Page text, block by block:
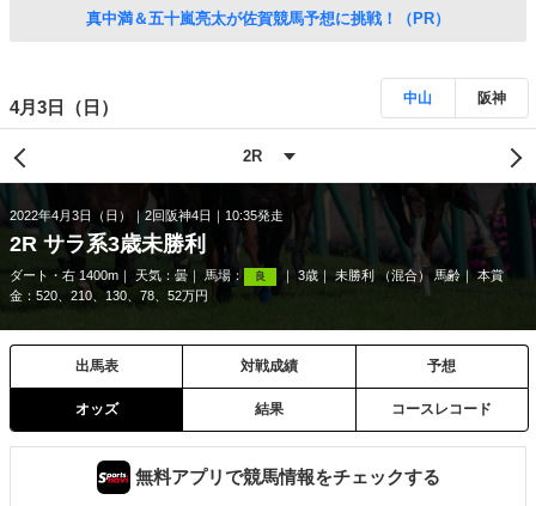
真中満＆五十嵐亮太が佐賀競馬予想に挑戦！（PR）
4月3日（日） 中山 阪神
2022年4月3日（日） 2回阪神4日 10:35発走
2R サラ系3歳未勝利
ダート・右 1400m 天気： 曇 馬場： 良 3歳 未勝利 （混合） 馬齢
本賞
金：520、210、130、78、52万円
出馬表 対戦成績 予想
オッズ 結果 コースレコード
無料アプリで競馬情報をチェックする